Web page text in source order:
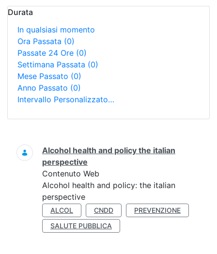
Durata
In qualsiasi momento
Ora Passata (0)
Passate 24 Ore (0)
Settimana Passata (0)
Mese Passato (0)
Anno Passato (0)
Intervallo Personalizzato…
Ricerca
Alcohol health and policy the italian
perspective
Contenuto Web
Alcohol health and policy: the italian
perspective
ALCOL CNDD
PREVENZIONE
SALUTE PUBBLICA